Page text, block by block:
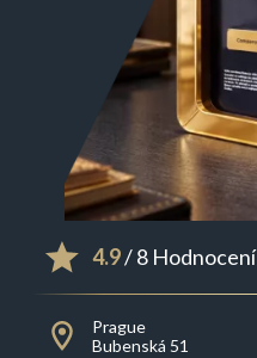
4.9/ 8 Hodnocení
Prague
Bubenská 51